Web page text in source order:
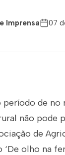
Imprensa 07
de no
não pode
de
olho na